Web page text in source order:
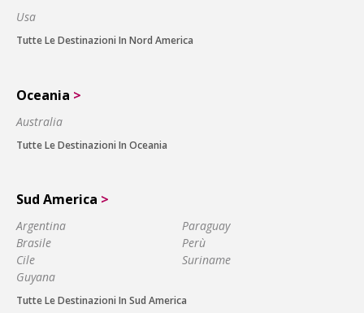
Usa
Tutte Le Destinazioni In Nord America
Oceania >
Australia
Tutte Le Destinazioni In Oceania
Sud America >
Argentina
Brasile
Cile
Guyana
Paraguay
Perù
Suriname
Tutte Le Destinazioni In Sud America